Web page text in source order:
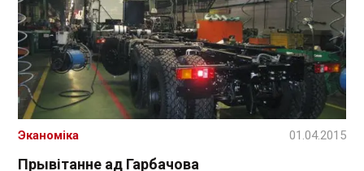
Прывітанне ад Гарбачова
Эканоміка 01.04.2015